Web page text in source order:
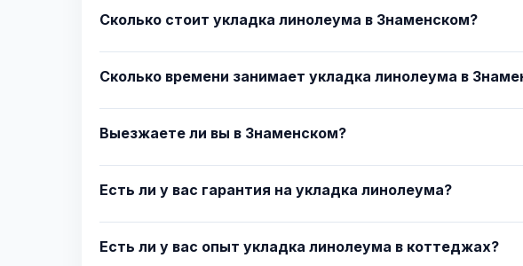
Сколько стоит укладка линолеума в Знаменском?
Сколько времени занимает укладка линолеума в
Выезжаете ли вы в Знаменском?
Есть ли у вас гарантия на укладка линолеума?
Есть ли у вас опыт укладка линолеума в коттеджах?